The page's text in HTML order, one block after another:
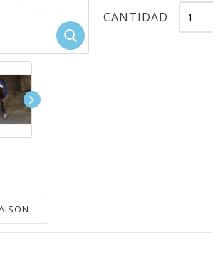
CANTIDAD